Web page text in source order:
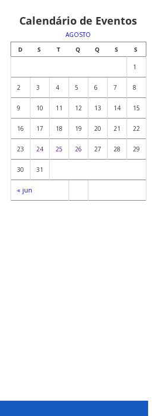
Calendário de Eventos
AGOSTO
D
S T Q Q S S
« jun
1
2 3 4 5 6 7 8
9 10 11 12 13 14 15
16 17 18 19 20 21 22
23 24 25 26 27 28 29
30 31